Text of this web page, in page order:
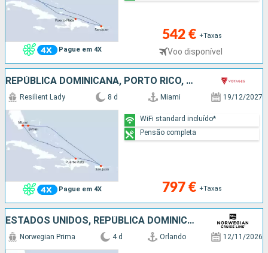
Pague em 4X
542 € +Taxas
Voo disponível
REPÚBLICA DOMINICANA, PORTO RICO, BAHAMAS, ESTADOS UNIDOS
Pague em 4X
Resilient Lady 8 d Miami 19/12/2027
797 € +Taxas
WiFi standard incluído*
Pensão completa
ESTADOS UNIDOS, REPÚBLICA DOMINICANA, PORTO RICO
Norwegian Prima 4 d Orlando 12/11/2026